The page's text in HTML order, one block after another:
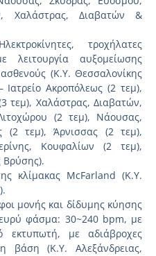
Χαλάστρας, Διαβατών &
τροχήλατες
λειτουργία αυξομείωσης
(Κ.Υ. Θεσσαλονίκης
Ακροπόλεως (2 τεμ),
τεμ), Χαλάστρας, Διαβατών,
(2 τεμ), Νάουσας,
(2 τεμ), Άρνισσας (2 τεμ),
Κουφαλίων (2 τεμ),
Βρύσης).
κλίμακας McFarland (Κ.Υ.
μονής και δίδυμης κύησης
φάσμα: 30~240 bpm, με
εκτυπωτή, με αδιάβροχες
βάση (Κ.Υ. Αλεξάνδρειας,